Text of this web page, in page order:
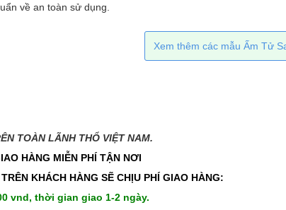
về an toàn sử dụng.
Xem thêm các mẫu Ấm Tử
TOÀN LÃNH THỔ VIỆT NAM.​​
HÀNG MIỄN PHÍ TẬN NƠI
KHÁCH HÀNG SẼ CHỊU PHÍ GIAO HÀNG:
vnd, thời gian giao 1-2 ngày.